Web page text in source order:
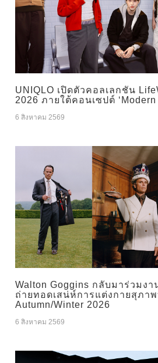
UNIQLO เปิดตัวคอลเลกชัน
2026 ภายใต้คอนเซปต์ ‘Modern
6 สิงหาคม 2569
Walton Goggins กลับมาร่วมงา
ถ่ายทอดเสน่ห์การแต่งกายสุภา
Autumn/Winter 2026
6 สิงหาคม 2569